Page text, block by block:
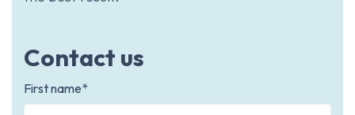
Contact us
First name*